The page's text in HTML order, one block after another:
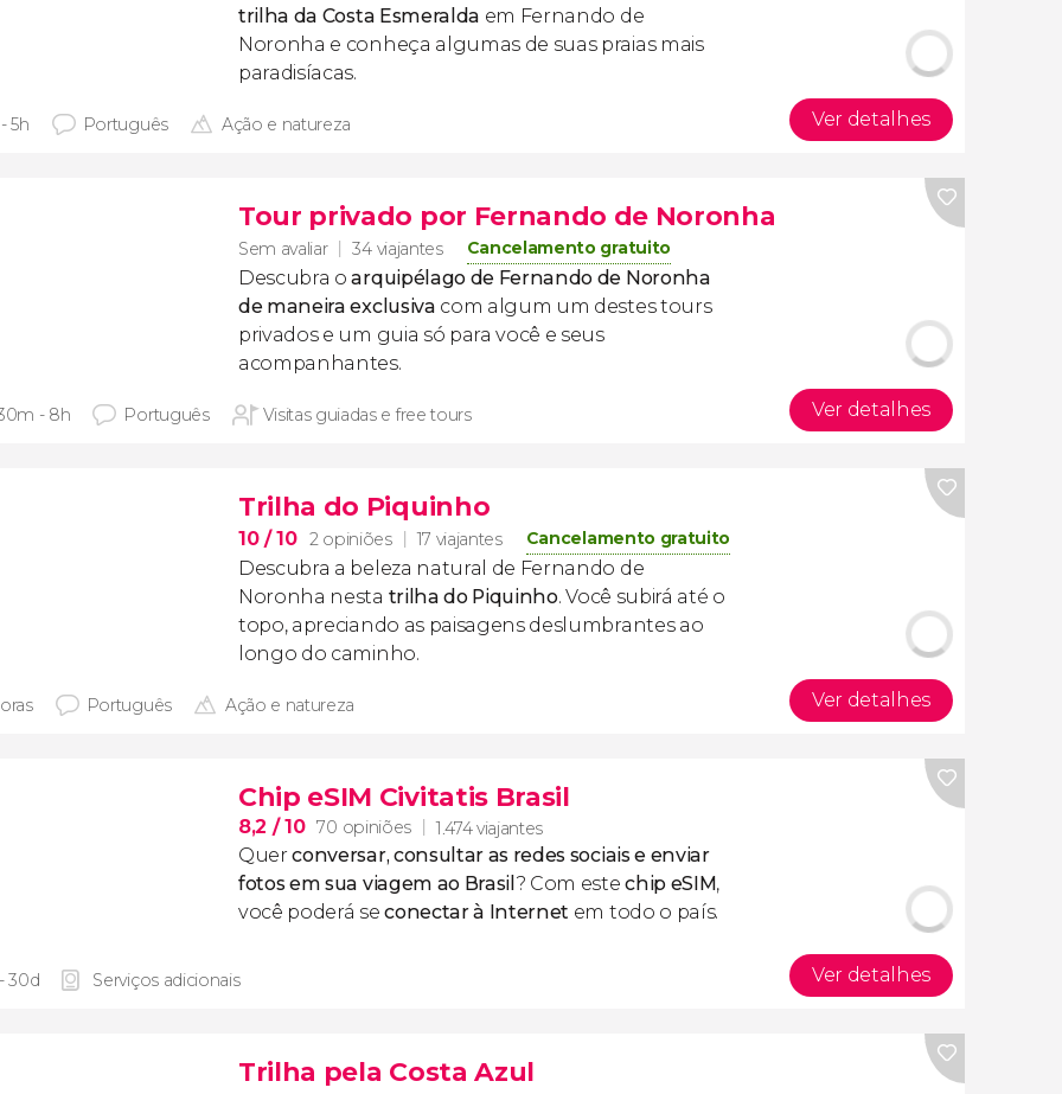
trilha da Costa Esmeralda em Fernando de
Noronha e conheça algumas de suas praias mais
paradisíacas.
5h Português Ação e natureza Ver detalhes
Tour privado por Fernando de Noronha
Sem avaliar 34 viajantes Cancelamento gratuito
Descubra oarquipélago de Fernando de Noronha
de maneira exclusiva com algum um destes tours
privados e um guia só para você e seus
acompanhantes.
- 8h Português Visitas guiadas e free tours Ver detalhes
Trilha do Piquinho
10/ 10 2 opiniões 17 viajantes Cancelamento gratuito
Descubra a beleza natural de Fernando de
Noronha nesta trilha do Piquinho. Você subirá até o
topo, apreciando as paisagens deslumbrantes ao
longo do caminho.
Português Ação e natureza Ver detalhes
Chip eSIM Civitatis Brasil
8,2 / 10 70 opiniões 1.474 viajantes
Querconversar, consultar as redes sociais e enviar
fotos em sua viagem ao Brasil ? Com estechip eSIM,
você poderá seconectar à Internet em todo o país.
30d Serviços adicionais Ver detalhes
Trilha pela Costa Azul